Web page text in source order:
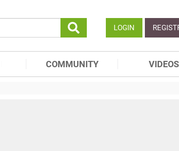
LOGIN
COMMUNITY VIDEOS